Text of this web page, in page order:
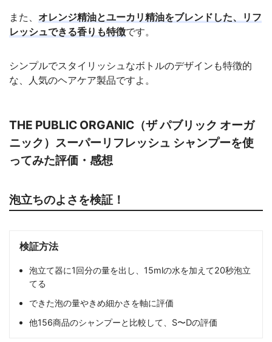
また、 オレンジ精油とユーカリ精油をブレンドした、リフ
レッシュできる香りも特徴です。
シンプルでスタイリッシュなボトルのデザインも特徴的
な、人気のヘアケア製品ですよ。
THE PUBLIC ORGANIC（ザ パブリック オーガ
ニック）スーパーリフレッシュ シャンプーを使
ってみた評価・感想
泡立ちのよさを検証！
検証方法
泡立て器に1回分の量を出し、15mlの水を加えて20秒泡立
てる
できた泡の量やきめ細かさを軸に評価
他156商品のシャンプーと比較して、S〜Dの評価